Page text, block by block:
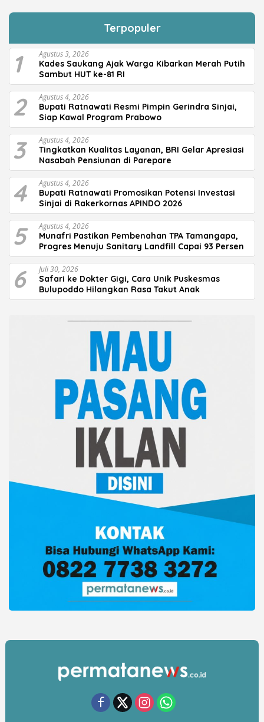
Terpopuler
1 Agustus 3, 2026
Kades Saukang Ajak Warga Kibarkan Merah Putih
Sambut HUT ke-81 RI
2 Agustus 4, 2026
Bupati Ratnawati Resmi Pimpin Gerindra Sinjai,
Siap Kawal Program Prabowo
3 Agustus 4, 2026
Tingkatkan Kualitas Layanan, BRI Gelar Apresiasi
Nasabah Pensiunan di Parepare
4 Agustus 4, 2026
Bupati Ratnawati Promosikan Potensi Investasi
Sinjai di Rakerkornas APINDO 2026
5 Agustus 4, 2026
Munafri Pastikan Pembenahan TPA Tamangapa,
Progres Menuju Sanitary Landfill Capai 93 Persen
6 Juli 30, 2026
Safari ke Dokter Gigi, Cara Unik Puskesmas
Bulupoddo Hilangkan Rasa Takut Anak